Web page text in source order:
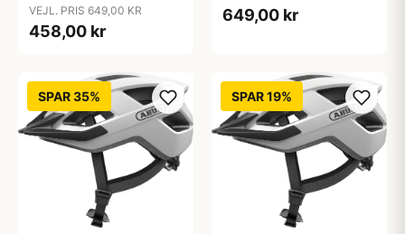
VEJL. PRIS 649,00 KR
458,00 kr
649,00 kr
SPAR 35% SPAR 19%